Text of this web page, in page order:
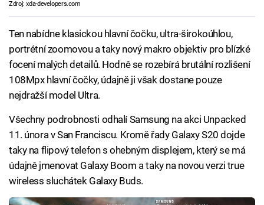
Zdroj: xda-developers.com
Ten nabídne klasickou hlavní čočku, ultra-širokoúhlou,
portrétní zoomovou a taky nový makro objektiv pro blízké
focení malých detailů. Hodně se rozebírá brutální rozlišení
108Mpx hlavní čočky, údajně ji však dostane pouze
nejdražší model Ultra.
Všechny podrobnosti odhalí Samsung na akci Unpacked
11. února v San Franciscu. Kromě řady Galaxy S20 dojde
taky na flipový telefon s ohebným displejem, který se má
údajně jmenovat Galaxy Boom a taky na novou verzi true
wireless sluchátek Galaxy Buds.